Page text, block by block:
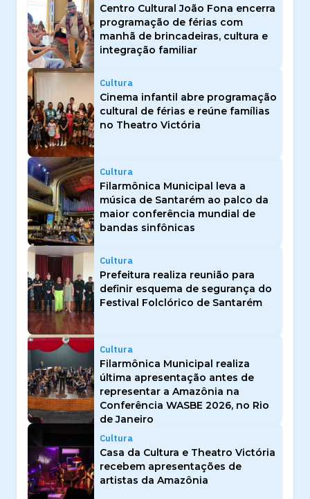
Centro Cultural João Fona encerra
programação de férias com
manhã de brincadeiras, cultura e
integração familiar
Cultura
Cinema infantil abre programação
cultural de férias e reúne famílias
no Theatro Victória
Cultura
Filarmônica Municipal leva a
música de Santarém ao palco da
maior conferência mundial de
bandas sinfônicas
Cultura
Prefeitura realiza reunião para
definir esquema de segurança do
Festival Folclórico de Santarém
Cultura
Filarmônica Municipal realiza
última apresentação antes de
representar a Amazônia na
Conferência WASBE 2026, no Rio
de Janeiro
Cultura
Casa da Cultura e Theatro Victória
recebem apresentações de
artistas da Amazônia